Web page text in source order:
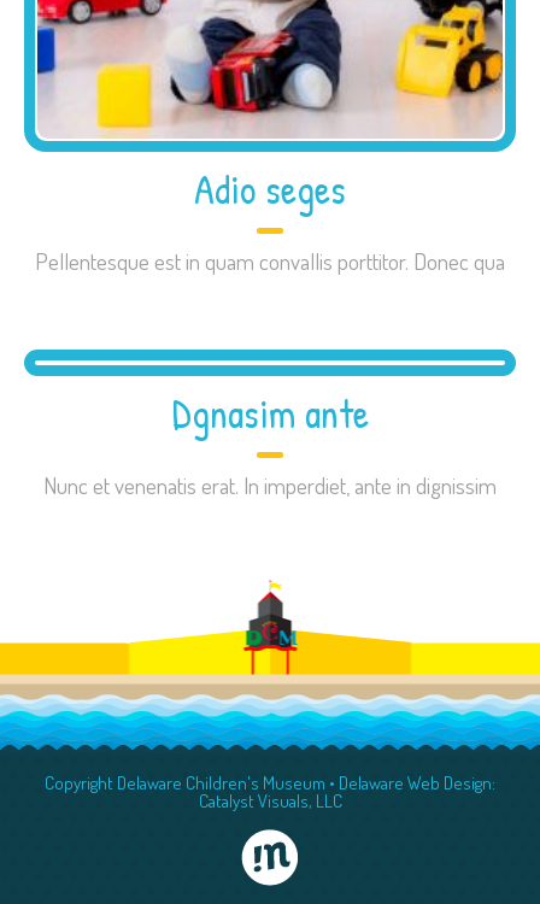
Adio seges
Pellentesque est in quam convallis porttitor. Donec qua
Dgnasim ante
Nunc et venenatis erat. In imperdiet, ante in dignissim
Copyright Delaware Children's Museum • Delaware Web Design:
Catalyst Visuals, LLC